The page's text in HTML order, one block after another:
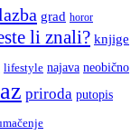
grad horor
li znali? knjige
lifestyle najava neobično
priroda putopis